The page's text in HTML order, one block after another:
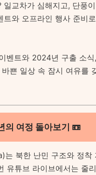
교차가 심해지고, 단풍
와 오프라인 행사 준비
벤트와 2024년 구출 소식
쁜 일상 속 잠시 여유를
의 여정 돌아보기 📼
는 북한 난민 구조와 정착
유튜브 라이브에서는 줄